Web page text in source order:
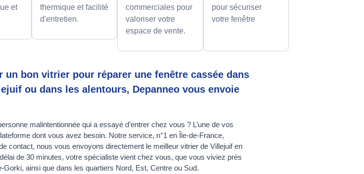
et
thermique et facilité
d'entretien.
commerciales pour
valoriser votre
espace de vente.
pour sécuriser
votre fenêtre
un bon vitrier pour réparer une fenêtre cassée dans
ou dans les alentours, Depanneo vous envoie
malintentionnée qui a essayé d’entrer chez vous ? L’une de vos
dont vous avez besoin. Notre service, n°1 en Île-de-France,
contact, nous vous envoyons directement le meilleur vitrier de Villejuif en
de 30 minutes, votre spécialiste vient chez vous, que vous viviez près
ainsi que dans les quartiers Nord, Est, Centre ou Sud.